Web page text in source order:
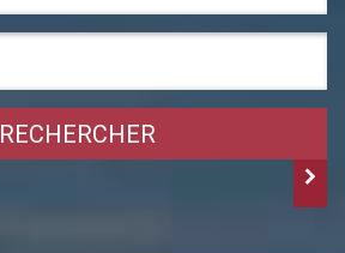
RECHERCHER